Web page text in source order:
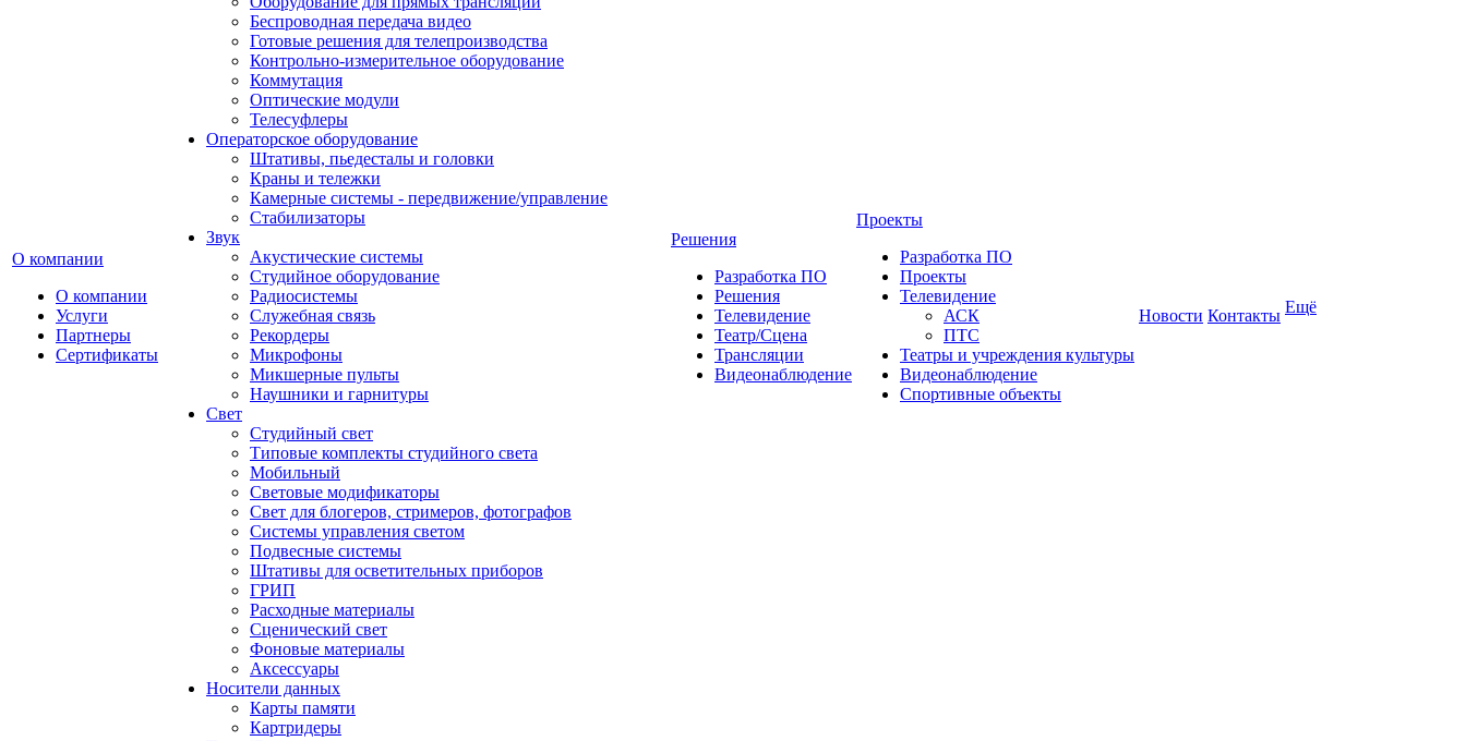
О компании
О компании
Услуги
Партнеры
Сертификаты
Беспроводная передача видео
Готовые решения для телепроизводства
Контрольно-измерительное оборудование
Коммутация
Оптические модули
Телесуфлеры
Операторское оборудование
Штативы, пьедесталы и головки
Краны и тележки
Камерные системы - передвижение/управление
Стабилизаторы
Звук
Акустические системы
Студийное оборудование
Радиосистемы
Служебная связь
Рекордеры
Микрофоны
Микшерные пульты
Наушники и гарнитуры
Свет
Студийный свет
Типовые комплекты студийного света
Мобильный
Световые модификаторы
Свет для блогеров, стримеров, фотографов
Системы управления светом
Подвесные системы
Штативы для осветительных приборов
ГРИП
Расходные материалы
Сценический свет
Фоновые материалы
Аксессуары
Носители данных
Карты памяти
Картридеры
Решения
Разработка ПО
Решения
Телевидение
Театр/Сцена
Трансляции
Видеонаблюдение
Проекты
Разработка ПО
Проекты
Телевидение
АСК
ПТС
Театры и учреждения культуры
Видеонаблюдение
Спортивные объекты
Новости Контакты Ещё